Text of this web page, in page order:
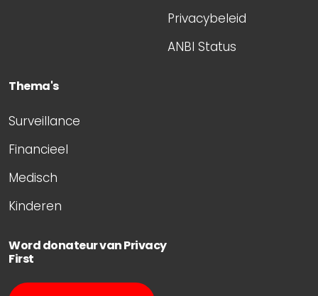
Privacybeleid
ANBI Status
Thema's
Surveillance
Financieel
Medisch
Kinderen
Word donateur van Privacy
First